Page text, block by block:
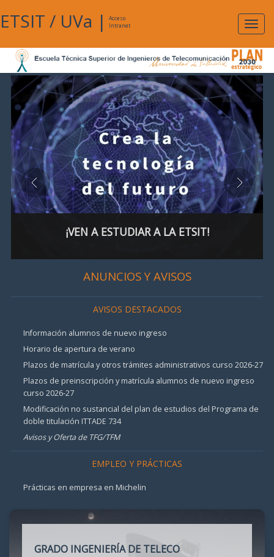
ETSIT / UVa |
Acceso
Intranet
¡VEN A ESTUDIAR A LA ETSIT!
ANUNCIOS Y AVISOS
AVISOS DESTACADOS
Información alumnos de nuevo ingreso
Horario de apertura de verano
Plazos de matrícula y otros trámites administrativos curso 2026-27
Plazos de preinscripción y matrícula alumnos de nuevo ingreso
curso 2026-27
Modificación no sustancial del plan de estudios del Programa de
doble titulación ITTADE 734
Avisos y Oferta de TFG/TFM
EMPLEO Y PRÁCTICAS
Prácticas en empresa en Michelin
GRADO INGENIERÍA DE TELECO